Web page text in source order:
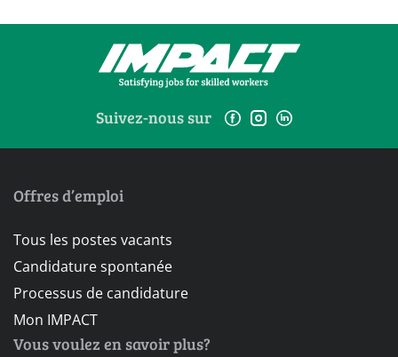
Suivez-nous sur
Offres d’emploi
Tous les postes vacants
Candidature spontanée
Processus de candidature
Mon IMPACT
Vous voulez en savoir plus?